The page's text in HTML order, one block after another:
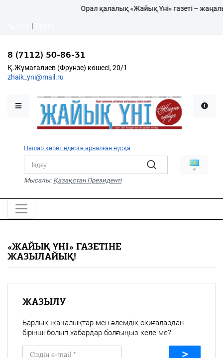
Қалалықтар қаперіне
Қоғам
Дені сау ұлт
Спорт
Жалын
PDF
«Жайық үні» — 33 жыл
Каталог
Қ.Жұмағалиев (Фрунзе)
Орал қалалық «Жайық Үні» газеті –
|
8 (7112) 50-86-31
Қ.Жұмағалиев (Фрунзе) көшесі, 20/1
zhaik_yni@mail.ru
Нашар көретіндерге арналған нұсқа
Мысалы: Қазақстан Президенті
«ЖАЙЫҚ ҮНІ» ГАЗЕТІНЕ
ЖАЗЫЛАЙЫҚ!
ЖАЗЫЛУ
Барлық жаңалықтар мен әлемдік оқиғалардан
бірінші болып хабардар болғыңыз келе ме?